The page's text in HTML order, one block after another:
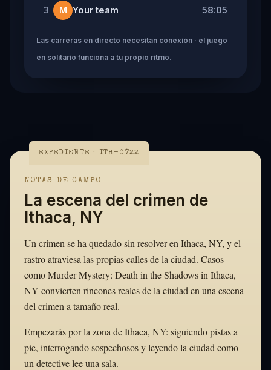
3 M Your team 58:05
Las carreras en directo necesitan conexión · el juego
en solitario funciona a tu propio ritmo.
EXPEDIENTE · ITH-0722
NOTAS DE CAMPO
La escena del crimen de
Ithaca, NY
Un crimen se ha quedado sin resolver en Ithaca, NY, y el
rastro atraviesa las propias calles de la ciudad. Casos
como Murder Mystery: Death in the Shadows in Ithaca,
NY convierten rincones reales de la ciudad en una escena
del crimen a tamaño real.
Empezarás por la zona de Ithaca, NY: siguiendo pistas a
pie, interrogando sospechosos y leyendo la ciudad como
un detective lee una sala.